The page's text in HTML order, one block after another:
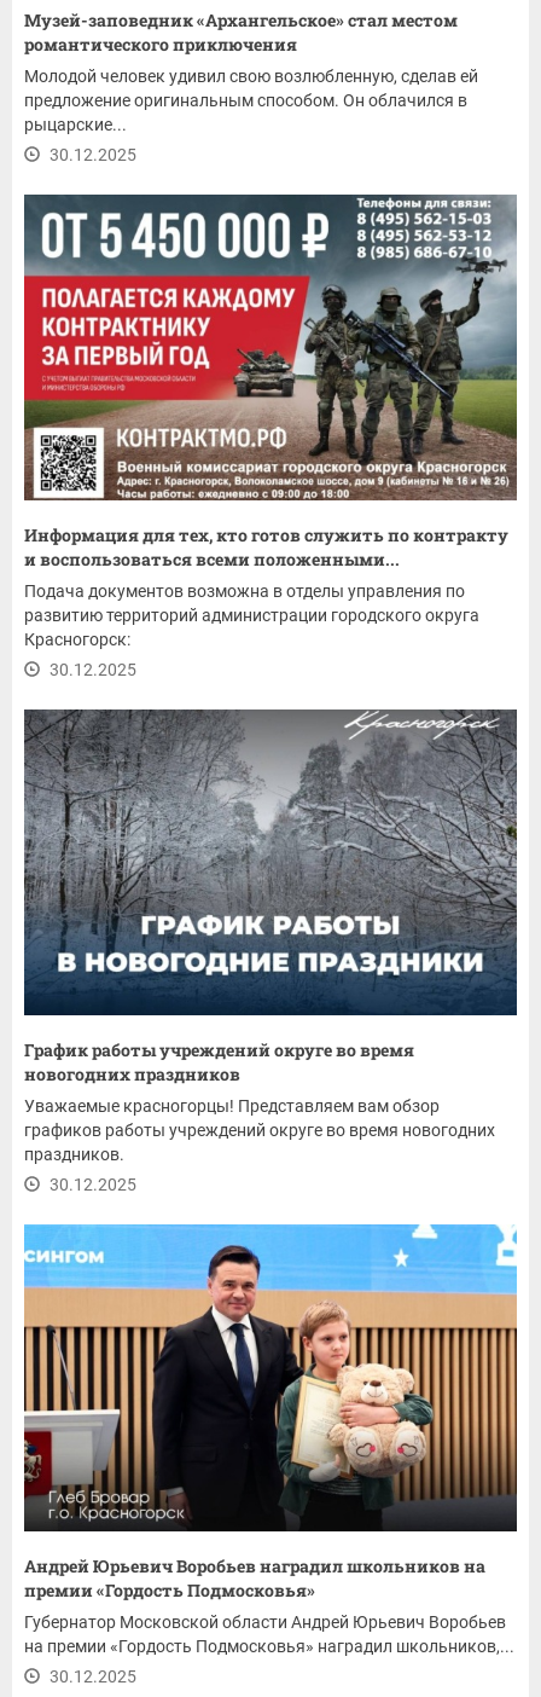
Музей-заповедник «Архангельское» стал местом
романтического приключения
Молодой человек удивил свою возлюбленную, сделав ей
предложение оригинальным способом. Он облачился в
рыцарские...
30.12.2025
Информация для тех, кто готов служить по контракту
и воспользоваться всеми положенными...
Подача документов возможна в отделы управления по
развитию территорий администрации городского округа
Красногорск:
30.12.2025
График работы учреждений округе во время
новогодних праздников
Уважаемые красногорцы! Представляем вам обзор
графиков работы учреждений округе во время новогодних
праздников.
30.12.2025
Андрей Юрьевич Воробьев наградил школьников на
премии «Гордость Подмосковья»
Губернатор Московской области Андрей Юрьевич Воробьев
на премии «Гордость Подмосковья» наградил школьников,...
30.12.2025